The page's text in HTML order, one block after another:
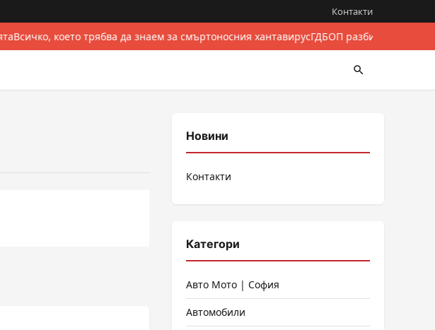
Контакти
Всичко, което трябва да знаем за смъртоносния хантавирусГДБОП разби
Новини
Контакти
Категори
Авто Мото | София
Автомобили